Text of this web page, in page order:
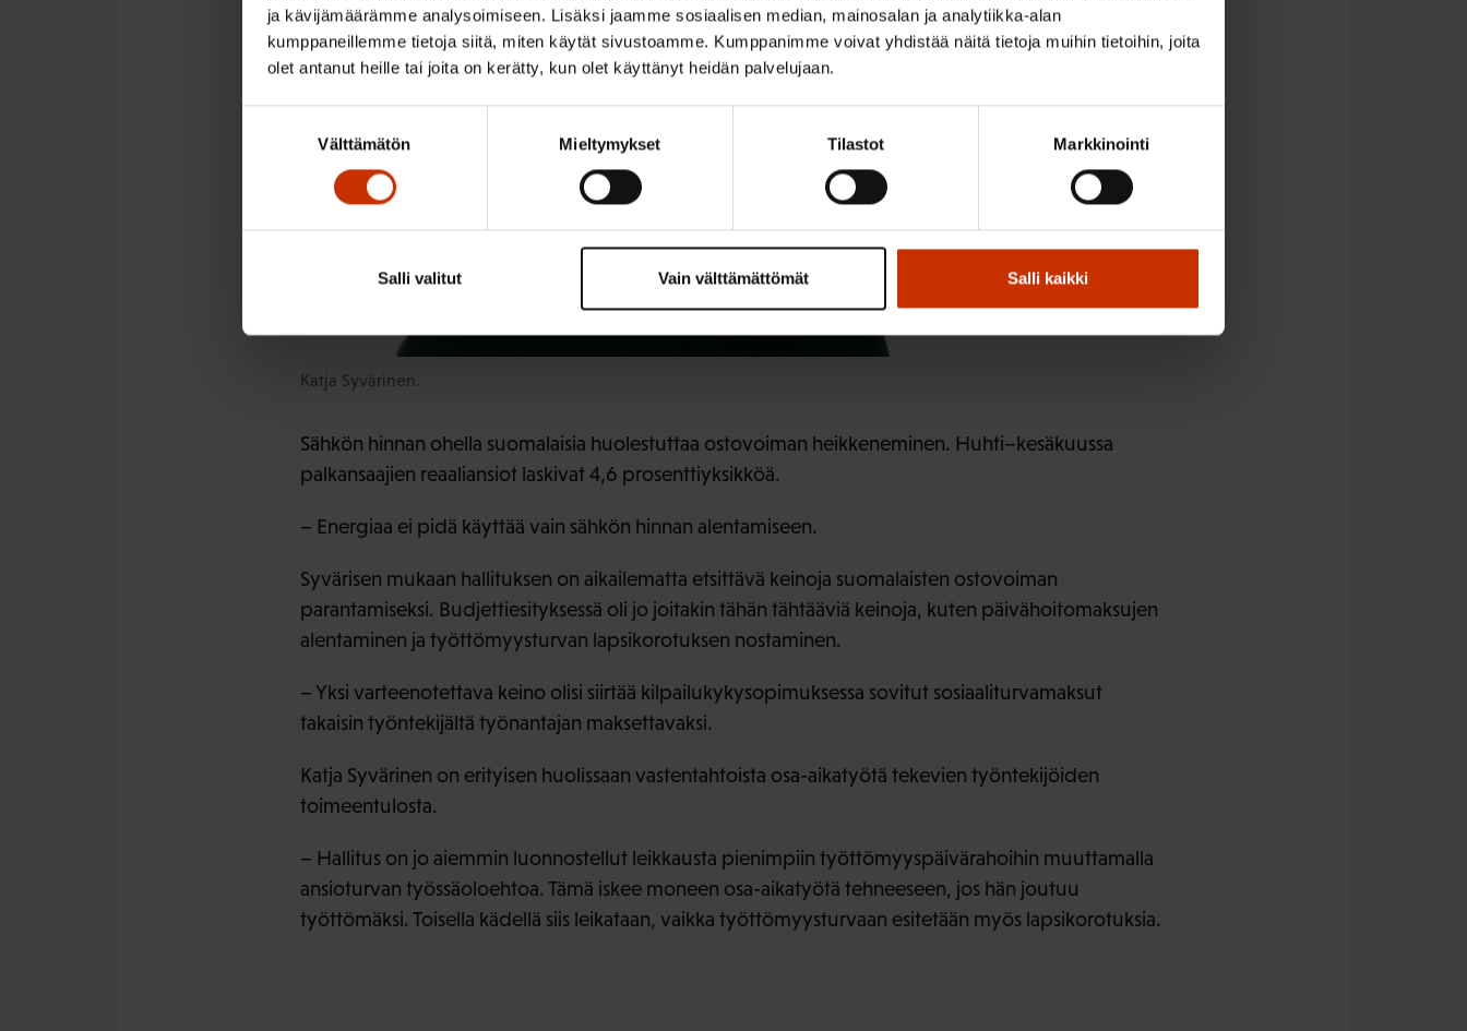
ja kävijämäärämme analysoimiseen. Lisäksi jaamme sosiaalisen median, mainosalan ja analytiikka-alan
kumppaneillemme tietoja siitä, miten käytät sivustoamme. Kumppanimme voivat yhdistää näitä tietoja muihin tietoihin, joita
olet antanut heille tai joita on kerätty, kun olet käyttänyt heidän palvelujaan.
Välttämätön Mieltymykset Tilastot Markkinointi
Vain välttämättömät
Salli valitut Salli kaikki
Katja Syvärinen.
Sähkön hinnan ohella suomalaisia huolestuttaa ostovoiman heikkeneminen. Huhti–kesäkuussa
palkansaajien reaaliansiot laskivat 4,6 prosenttiyksikköä.
– Energiaa ei pidä käyttää vain sähkön hinnan alentamiseen.
Syvärisen mukaan hallituksen on aikailematta etsittävä keinoja suomalaisten ostovoiman
parantamiseksi. Budjettiesityksessä oli jo joitakin tähän tähtääviä keinoja, kuten päivähoitomaksujen
alentaminen ja työttömyysturvan lapsikorotuksen nostaminen.
– Yksi varteenotettava keino olisi siirtää kilpailukykysopimuksessa sovitut sosiaaliturvamaksut
takaisin työntekijältä työnantajan maksettavaksi.
Katja Syvärinen on erityisen huolissaan vastentahtoista osa-aikatyötä tekevien työntekijöiden
toimeentulosta.
– Hallitus on jo aiemmin luonnostellut leikkausta pienimpiin työttömyyspäivärahoihin muuttamalla
ansioturvan työssäoloehtoa. Tämä iskee moneen osa-aikatyötä tehneeseen, jos hän joutuu
työttömäksi. Toisella kädellä siis leikataan, vaikka työttömyysturvaan esitetään myös lapsikorotuksia.